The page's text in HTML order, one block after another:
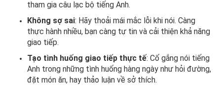
tham gia câu lạc bộ tiếng Anh.
Không sợ sai: Hãy thoải mái mắc lỗi khi nói. Càng
thực hành nhiều, bạn càng tự tin và cải thiện khả năng
giao tiếp.
Tạo tình huống giao tiếp thực tế: Cố gắng nói tiếng
Anh trong những tình huống hàng ngày như hỏi đường,
đặt món ăn, hay thảo luận về sở thích.